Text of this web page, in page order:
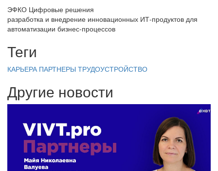
ЭФКО Цифровые решения
разработка и внедрение инновационных ИТ-продуктов для
автоматизации бизнес-процессов
Теги
КАРЬЕРА ПАРТНЕРЫ ТРУДОУСТРОЙСТВО
Другие новости